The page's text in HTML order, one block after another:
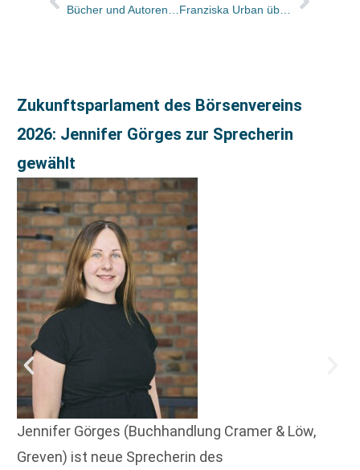
Zukunftsparlament des Börsenvereins
2026: Jennifer Görges zur Sprecherin
gewählt
Jennifer Görges (Buchhandlung Cramer & Löw,
Greven) ist neue Sprecherin des